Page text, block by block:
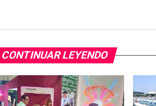
CONTINUAR LEYENDO